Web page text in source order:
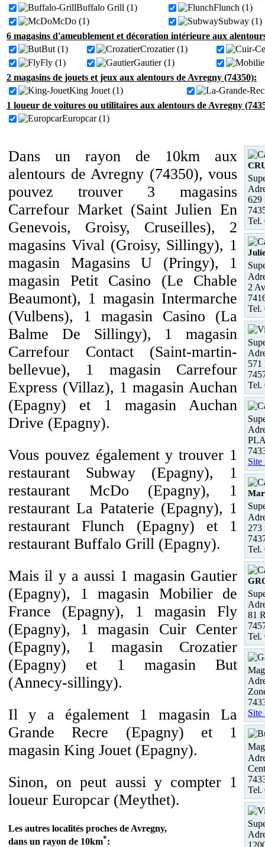
Buffalo Grill (1)
Flunch (1)
McDo (1)
Subway (1)
6 magasins d'ameublement et décoration intérieure aux
But (1)
Crozatier (1)
Fly (1)
Gautier (1)
2 magasins de jouets et jeux aux alentours de Avregny (74350):
King Jouet (1)
1 loueur de voitures ou utilitaires aux alentours de Avregny
Europcar (1)
Dans un rayon de 10km aux
alentours de Avregny (74350), vous
pouvez trouver 3 magasins
Carrefour Market (Saint Julien En
Genevois, Groisy, Cruseilles), 2
magasins Vival (Groisy, Sillingy), 1
magasin Magasins U (Pringy), 1
magasin Petit Casino (Le Chable
Beaumont), 1 magasin Intermarche
(Vulbens), 1 magasin Casino (La
Balme De Sillingy), 1 magasin
Carrefour Contact (Saint-martin-
bellevue), 1 magasin Carrefour
Express (Villaz), 1 magasin Auchan
(Epagny) et 1 magasin Auchan
Drive (Epagny).
Vous pouvez également y trouver 1
restaurant Subway (Epagny), 1
restaurant McDo (Epagny), 1
restaurant La Pataterie (Epagny), 1
restaurant Flunch (Epagny) et 1
restaurant Buffalo Grill (Epagny).
Mais il y a aussi 1 magasin Gautier
(Epagny), 1 magasin Mobilier de
France (Epagny), 1 magasin Fly
(Epagny), 1 magasin Cuir Center
(Epagny), 1 magasin Crozatier
(Epagny) et 1 magasin But
(Annecy-sillingy).
Il y a également 1 magasin La
Grande Recre (Epagny) et 1
magasin King Jouet (Epagny).
Sinon, on peut aussi y compter 1
loueur Europcar (Meythet).
Les autres localités proches de Avregny,
dans un rayon de 10km*:
629
Tel.
2
Tel.
571
Tel.
Site
273
Tel.
81
Tel.
Site
Tel.